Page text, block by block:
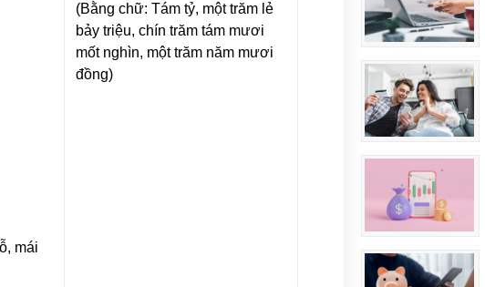
mái
(Bằng chữ: Tám tỷ, một trăm lẻ
bảy triệu, chín trăm tám mươi
mốt nghìn, một trăm năm mươi
đồng)